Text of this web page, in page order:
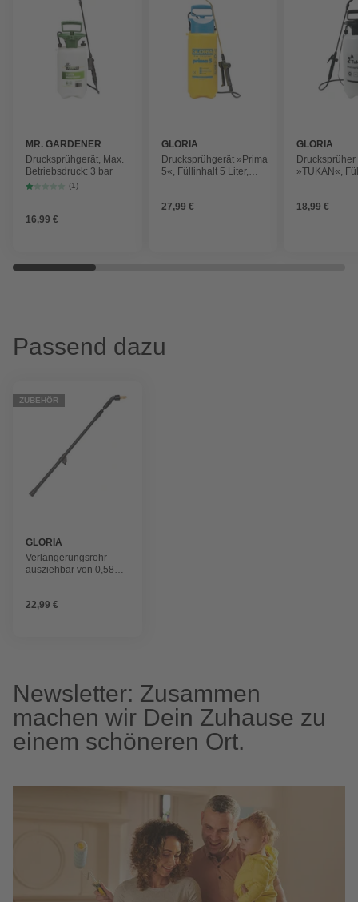
MR. GARDENER
Drucksprühgerät, Max.
Betriebsdruck: 3 bar
(1)
16,99 €
GLORIA
Drucksprühgerät »Prima
5«, Füllinhalt 5 Liter,
für den Pflanzenschutz
27,99 €
GLORIA
Drucksprüher
»TUKAN«,
18,99 €
Passend dazu
ZUBEHÖR
GLORIA
Verlängerungsrohr
ausziehbar von 0,58
prima-Serie, primex 5
22,99 €
Newsletter: Zusammen
machen wir Dein Zuhause zu
einem schöneren Ort.